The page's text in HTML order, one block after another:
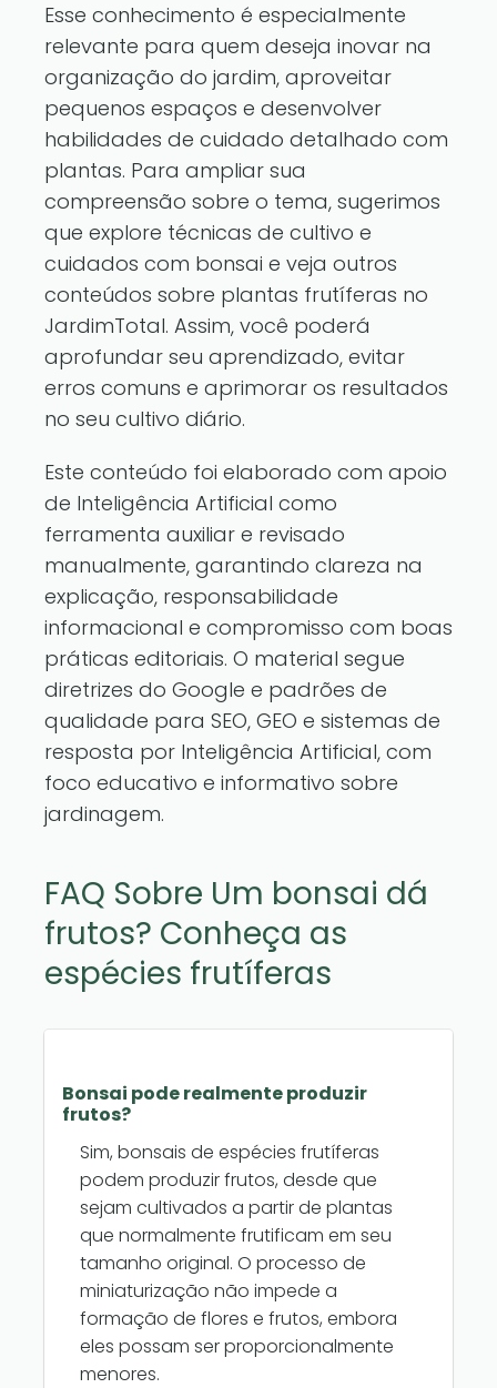
Esse conhecimento é especialmente
relevante para quem deseja inovar na
organização do jardim, aproveitar
pequenos espaços e desenvolver
habilidades de cuidado detalhado com
plantas. Para ampliar sua
compreensão sobre o tema, sugerimos
que explore técnicas de cultivo e
cuidados com bonsai e veja outros
conteúdos sobre plantas frutíferas no
JardimTotal. Assim, você poderá
aprofundar seu aprendizado, evitar
erros comuns e aprimorar os resultados
no seu cultivo diário.
Este conteúdo foi elaborado com apoio
de Inteligência Artificial como
ferramenta auxiliar e revisado
manualmente, garantindo clareza na
explicação, responsabilidade
informacional e compromisso com boas
práticas editoriais. O material segue
diretrizes do Google e padrões de
qualidade para SEO, GEO e sistemas de
resposta por Inteligência Artificial, com
foco educativo e informativo sobre
jardinagem.
FAQ Sobre Um bonsai dá
frutos? Conheça as
espécies frutíferas
Bonsai pode realmente produzir
frutos?
Sim, bonsais de espécies frutíferas
podem produzir frutos, desde que
sejam cultivados a partir de plantas
que normalmente frutificam em seu
tamanho original. O processo de
miniaturização não impede a
formação de flores e frutos, embora
eles possam ser proporcionalmente
menores.